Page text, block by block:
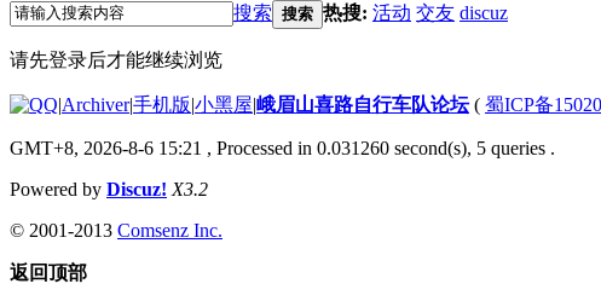
搜索 搜索 热搜: 活动 交友 discuz
请先登录后才能继续浏览
|Archiver|手机版|小黑屋|峨眉山喜路自行车队论坛( 蜀ICP备
GMT+8, 2026-8-6 15:21 , Processed in 0.031260 second(s), 5 queries .
Powered by Discuz! X3.2
© 2001-2013 Comsenz Inc.
返回顶部